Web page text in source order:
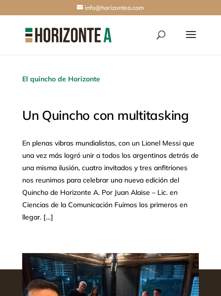
info@horizontea.com
El quincho de Horizonte
Un Quincho con multitasking
En plenas vibras mundialistas, con un Lionel Messi que
una vez más logró unir a todos los argentinos detrás de
una misma ilusión, cuatro invitados y tres anfitriones
nos reunimos para celebrar una nueva edición del
Quincho de Horizonte A. Por Juan Alaise – Lic. en
Ciencias de la Comunicación Fuimos los primeros en
llegar. […]